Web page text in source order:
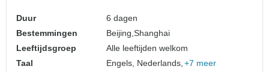
Duur
6 dagen
Bestemmingen
Beijing,Shanghai
Leeftijdsgroep
Alle leeftijden welkom
Taal
Engels, Nederlands, +7 meer